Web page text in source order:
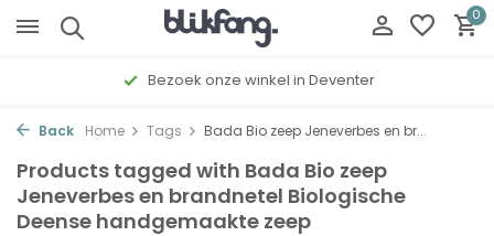
0
Bezoek onze winkel in Deventer
Back Home Tags Bada Bio zeep Jeneverbes en br...
Products tagged with Bada Bio zeep
Jeneverbes en brandnetel Biologische
Deense handgemaakte zeep